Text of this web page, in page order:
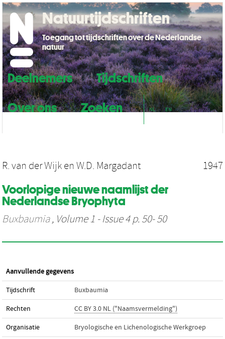
Deelnemers
Tijdschriften
Over ons
Zoeken NL EN
Natuurtijdschriften
Toegang tot tijdschriften over de Nederlandse
natuur
R. van der Wijk en W.D. Margadant 1947
Voorlopige nieuwe naamlijst der
Nederlandse Bryophyta
Buxbaumia, Volume 1 - Issue 4 p. 50- 50
Aanvullende gegevens
Tijdschrift Buxbaumia
Rechten CC BY 3.0 NL ("Naamsvermelding")
Organisatie Bryologische en Lichenologische Werkgroep